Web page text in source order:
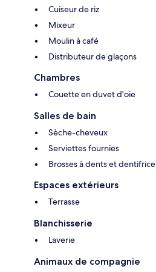
Cuiseur de riz
Mixeur
Moulin à café
Distributeur de glaçons
Chambres
Couette en duvet d'oie
Salles de bain
Sèche-cheveux
Serviettes fournies
Brosses à dents et dentifrice
Espaces extérieurs
Terrasse
Blanchisserie
Laverie
Animaux de compagnie